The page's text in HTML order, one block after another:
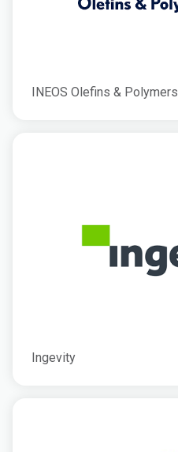
INEOS Olefins & Polymers
Ingevity